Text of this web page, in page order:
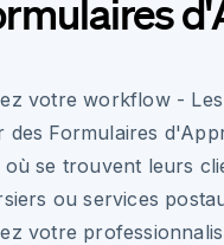
votre workflow- Les
des Formulaires
où se trouvent leurs
ou services
votre